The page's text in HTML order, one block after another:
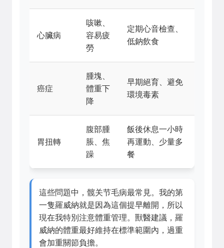
心臟病
咳嗽、
容易疲
勞
定期心音檢查、
低鈉飲食
癌症
腫塊、
體重下
降
早期絕育、避免
環境毒素
胃扭轉
腹部腫
脹、焦
躁
飯後休息一小時
再運動、少量多
餐
這些問題中，髋关节毛病最常見。我的第
一隻羅威納就是因為這個提早離開，所以
現在我特別注意體重管理。獸醫建議，羅
威納的體重最好維持在標準範圍內，過重
會加重關節負擔。